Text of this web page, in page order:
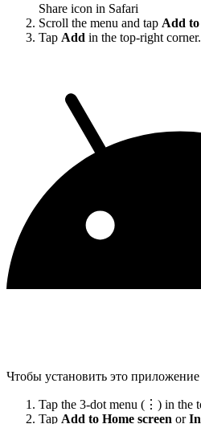
Share icon in Safari
Scroll the menu and tap Add to
Tap Add in the top-right corner.
Чтобы установить это
Tap the 3-dot menu (⋮) in the
Tap Add to Home screen or